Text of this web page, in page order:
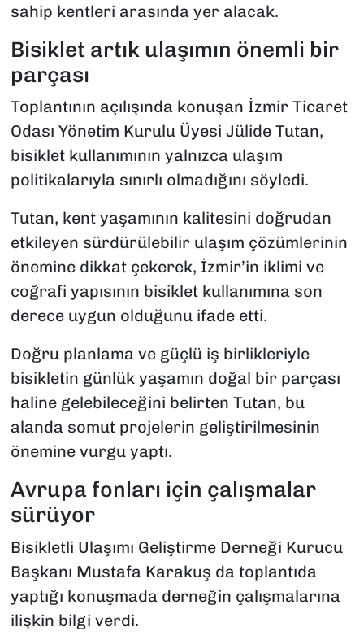
sahip kentleri arasında yer alacak.
Bisiklet artık ulaşımın önemli bir
parçası
Toplantının açılışında konuşan İzmir Ticaret
Odası Yönetim Kurulu Üyesi Jülide Tutan,
bisiklet kullanımının yalnızca ulaşım
politikalarıyla sınırlı olmadığını söyledi.
Tutan, kent yaşamının kalitesini doğrudan
etkileyen sürdürülebilir ulaşım çözümlerinin
önemine dikkat çekerek, İzmir’in iklimi ve
coğrafi yapısının bisiklet kullanımına son
derece uygun olduğunu ifade etti.
Doğru planlama ve güçlü iş birlikleriyle
bisikletin günlük yaşamın doğal bir parçası
haline gelebileceğini belirten Tutan, bu
alanda somut projelerin geliştirilmesinin
önemine vurgu yaptı.
Avrupa fonları için çalışmalar
sürüyor
Bisikletli Ulaşımı Geliştirme Derneği Kurucu
Başkanı Mustafa Karakuş da toplantıda
yaptığı konuşmada derneğin çalışmalarına
ilişkin bilgi verdi.